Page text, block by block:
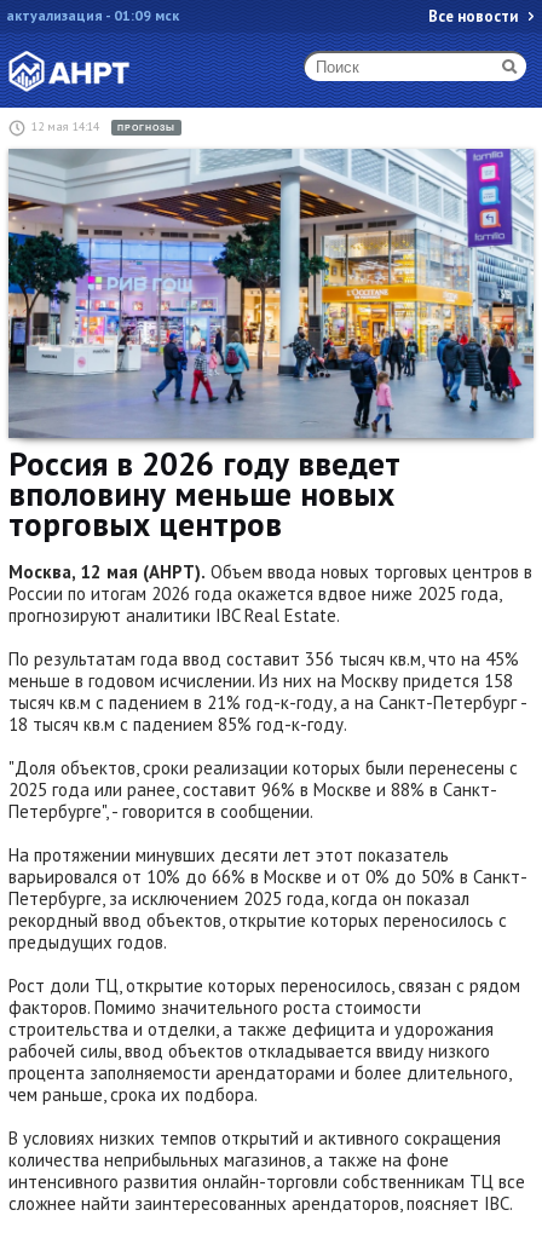
актуализация - 01:09 мск Все новости
12 мая 14:14 ПРОГНОЗЫ
Россия в 2026 году введет
вполовину меньше новых
торговых центров
Москва, 12 мая (АНРТ). Объем ввода новых торговых центров в
России по итогам 2026 года окажется вдвое ниже 2025 года,
прогнозируют аналитики IBC Real Estate.
По результатам года ввод составит 356 тысяч кв.м, что на 45%
меньше в годовом исчислении. Из них на Москву придется 158
тысяч кв.м с падением в 21% год-к-году, а на Санкт-Петербург -
18 тысяч кв.м с падением 85% год-к-году.
"Доля объектов, сроки реализации которых были перенесены с
2025 года или ранее, составит 96% в Москве и 88% в Санкт-
Петербурге", - говорится в сообщении.
На протяжении минувших десяти лет этот показатель
варьировался от 10% до 66% в Москве и от 0% до 50% в Санкт-
Петербурге, за исключением 2025 года, когда он показал
рекордный ввод объектов, открытие которых переносилось с
предыдущих годов.
Рост доли ТЦ, открытие которых переносилось, связан с рядом
факторов. Помимо значительного роста стоимости
строительства и отделки, а также дефицита и удорожания
рабочей силы, ввод объектов откладывается ввиду низкого
процента заполняемости арендаторами и более длительного,
чем раньше, срока их подбора.
В условиях низких темпов открытий и активного сокращения
количества неприбыльных магазинов, а также на фоне
интенсивного развития онлайн-торговли собственникам ТЦ все
сложнее найти заинтересованных арендаторов, поясняет IBC.